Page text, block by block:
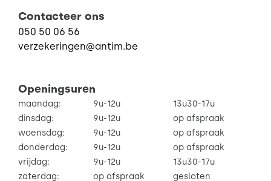
Contacteer ons
050 50 06 56
verzekeringen@antim.be
Openingsuren
maandag: 9u-12u
13u30-17u
dinsdag:
9u-12u
op afspraak
woensdag:
9u-12u
op afspraak
donderdag:
9u-12u
op afspraak
vrijdag:
9u-12u
13u30-17u
zaterdag:
op afspraak gesloten